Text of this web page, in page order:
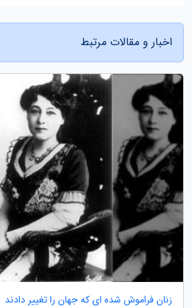
اخبار و مقالات مرتبط
زنان فراموش شده ای که جهان را تغییر دادند